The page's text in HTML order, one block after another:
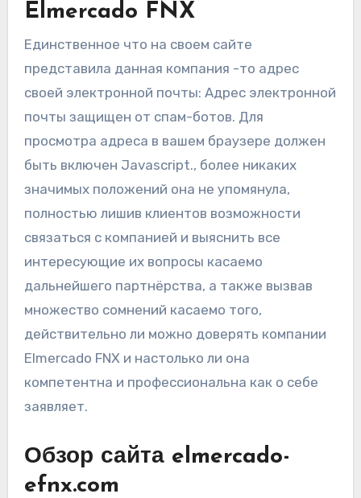
Elmercado FNX
Единственное что на своем сайте
представила данная компания -то адрес
своей электронной почты: Адрес электронной
почты защищен от спам-ботов. Для
просмотра адреса в вашем браузере должен
быть включен Javascript., более никаких
значимых положений она не упомянула,
полностью лишив клиентов возможности
связаться с компанией и выяснить все
интересующие их вопросы касаемо
дальнейшего партнёрства, а также вызвав
множество сомнений касаемо того,
действительно ли можно доверять компании
Elmercado FNX и настолько ли она
компетентна и профессиональна как о себе
заявляет.
Обзор сайта elmercado-
efnx.com